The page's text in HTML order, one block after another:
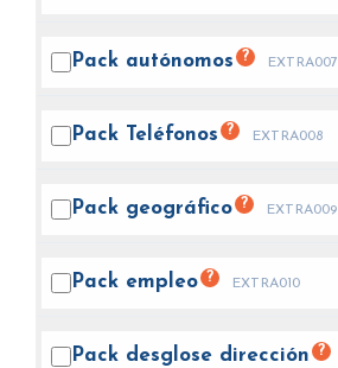
Pack autónomos ? EXTRA007
Pack Teléfonos ? EXTRA008
Pack geográfico ? EXTRA009
Pack empleo ? EXTRA010
Pack desglose dirección ?